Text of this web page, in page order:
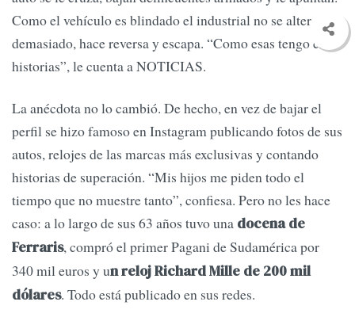
Como el vehículo es blindado el industrial no se altera
demasiado, hace reversa y escapa. “Como esas tengo cien
historias”, le cuenta a NOTICIAS.
La anécdota no lo cambió. De hecho, en vez de bajar el
perfil se hizo famoso en Instagram publicando fotos de sus
autos, relojes de las marcas más exclusivas y contando
historias de superación. “Mis hijos me piden todo el
tiempo que no muestre tanto”, confiesa. Pero no les hace
caso: a lo largo de sus 63 años tuvo una docena de
Ferraris, compró el primer Pagani de Sudamérica por
340 mil euros y un reloj Richard Mille de 200 mil
dólares. Todo está publicado en sus redes.